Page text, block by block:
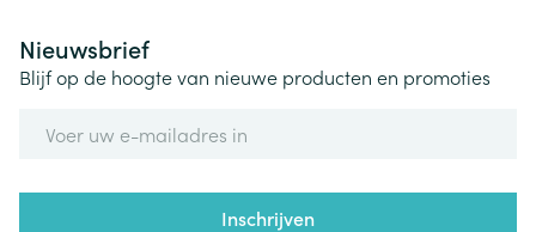
Nieuwsbrief
Blijf op de hoogte van nieuwe producten en promoties
Inschrijven